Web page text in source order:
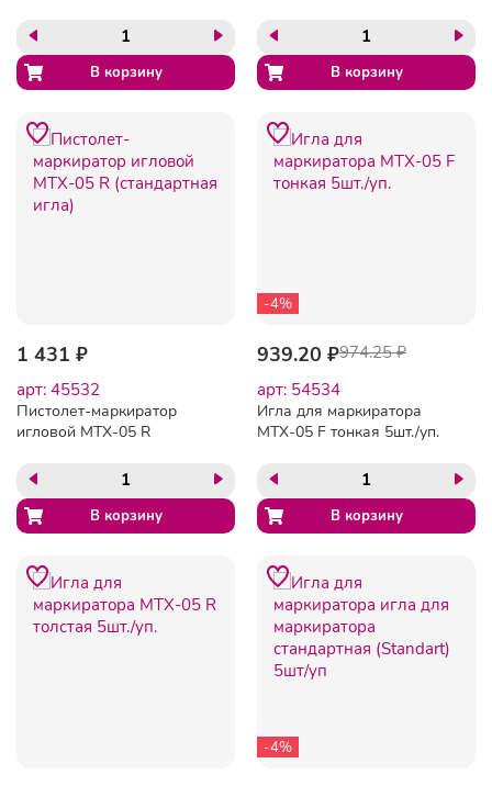
1 431 ₽
арт: 45532
Пистолет-маркиратор
игловой MTX-05 R
-4%
939.20 ₽974.25 ₽
арт: 54534
Игла для маркиратора
MTX-05 F тонкая 5шт./уп.
-4%